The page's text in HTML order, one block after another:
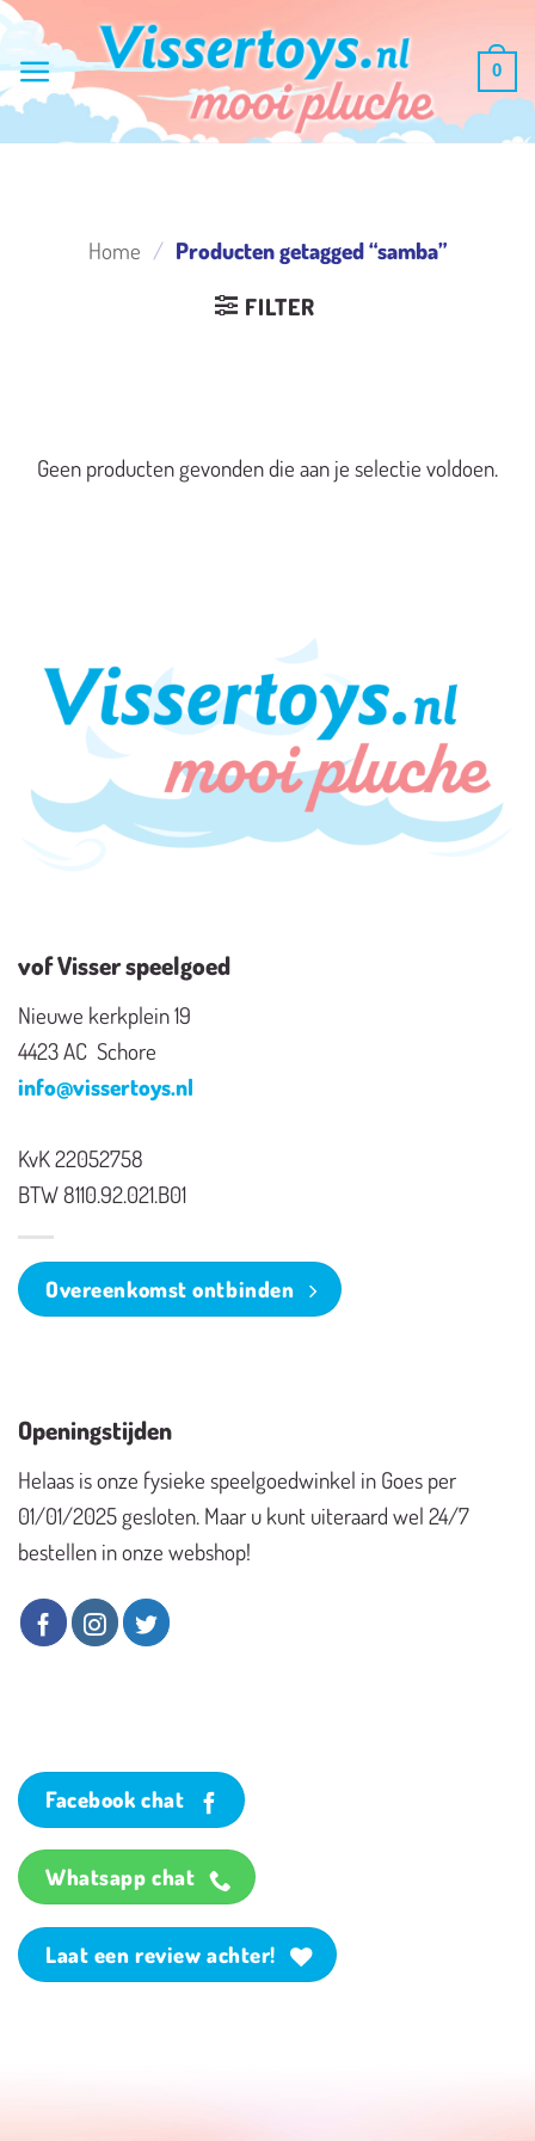
Ga
inhoud
0
Home / Producten getagged “samba”
FILTER
Geen producten gevonden die aan je selectie voldoen.
vof Visser speelgoed
Nieuwe kerkplein 19
4423 AC Schore
info@vissertoys.nl
KvK 22052758
BTW 8110.92.021.B01
Overeenkomst ontbinden
Openingstijden
Helaas is onze fysieke speelgoedwinkel in Goes per
01/01/2025 gesloten. Maar u kunt uiteraard wel 24/7
bestellen in onze webshop!
Facebook chat
Whatsapp chat
Laat een review achter!